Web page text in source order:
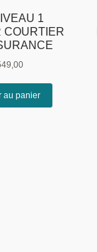
1
COURTIER
au panier